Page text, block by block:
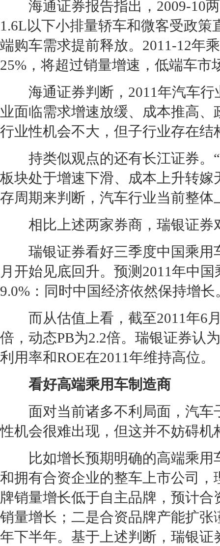
海通证券报告指出，2009-10
1.6L以下小排量轿车和微客受政
端购车需求提前释放。2011-12年
25%，将超过销量增速，低端车市
海通证券判断，2011年汽车行
业面临需求增速放缓、成本推高
行业性机会不大，但子行业存在结
持类似观点的还有长江证券。“
板块处于增速下滑、成本上升转
存周期来判断，汽车行业当前整
相比上述两家券商，瑞银证券
瑞银证券看好三季度中国乘用
月开始见底回升。预测2011年中
9.0%：同时中国经济依然保持增长
而从估值上看，截至2011年6月
倍，动态PB为2.2倍。瑞银证券认
利用率和ROE在2011年维持高位。
看好高端乘用车制造商
面对当前诸多不利局面，汽车
性机会很难出现，但这并不妨碍机
比如增长预期明确的高端乘用
和拥有合资企业的整车上市公司
牌销量增长低于自主品牌，预计
销量增长；二是合资品牌产能扩张
年下半年。基于上述判断，瑞银